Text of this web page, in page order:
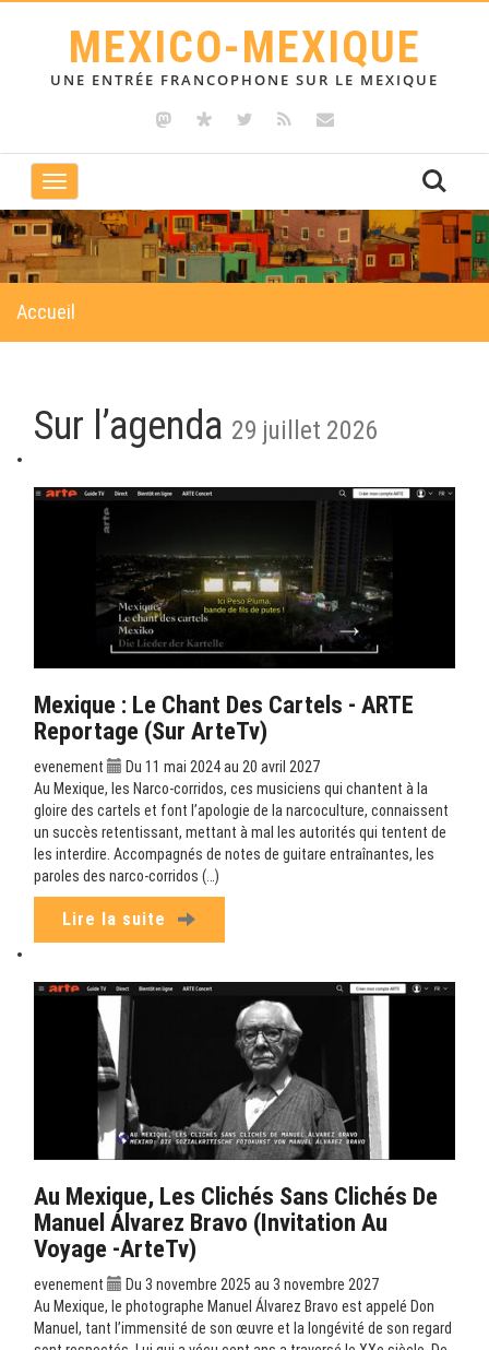
MEXICO-MEXIQUE
UNE ENTRÉE FRANCOPHONE SUR LE MEXIQUE
Toggle
navigation
Accueil
Sur l’agenda 29 juillet 2026
Mexique : Le Chant Des Cartels - ARTE
Reportage (sur ArteTv)
evenement
Du 11 mai 2024 au 20 avril 2027
Au Mexique, les Narco-corridos, ces musiciens qui chantent à la
gloire des cartels et font l’apologie de la narcoculture, connaissent
un succès retentissant, mettant à mal les autorités qui tentent de
les interdire. Accompagnés de notes de guitare entraînantes, les
paroles des narco-corridos (…)
Lire la suite
Au Mexique, Les Clichés Sans Clichés De
Manuel Álvarez Bravo (Invitation Au
Voyage -ArteTv)
evenement
Du 3 novembre 2025 au 3 novembre 2027
Au Mexique, le photographe Manuel Álvarez Bravo est appelé Don
Manuel, tant l’immensité de son œuvre et la longévité de son regard